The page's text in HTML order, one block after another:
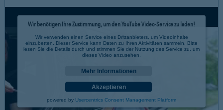
Wir benötigen Ihre Zustimmung, um den YouTube Video-Service zu laden!
Wir verwenden einen Service eines Drittanbieters, um Videoinhalte
einzubetten. Dieser Service kann Daten zu Ihren Aktivitäten sammeln. Bitte
lesen Sie die Details durch und stimmen Sie der Nutzung des Service zu, um
dieses Video anzusehen.
Mehr Informationen
Akzeptieren
powered by Usercentrics Consent Management Platform